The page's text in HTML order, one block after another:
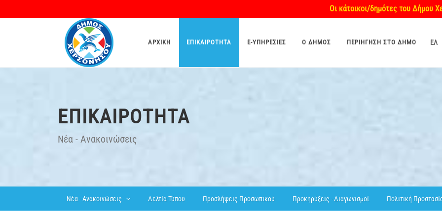
Οι κάτοικοι/δημότες του Δήμου
ΑΡΧΙΚΉ ΕΠΙΚΑΙΡΌΤΗΤΑ E-ΥΠΗΡΕΣΊΕΣ O ΔΉΜΟΣ ΠΕΡΙΉΓΗΣΗ ΣΤΟ ΔΉΜΟ ΕΛ
ΕΠΙΚΑΙΡΌΤΗΤΑ
Νέα - Ανακοινώσεις
Νέα - Ανακοινώσεις Δελτία Τύπου Προσλήψεις Προσωπικού Προκηρύξεις - Διαγωνισμοί Πολιτική